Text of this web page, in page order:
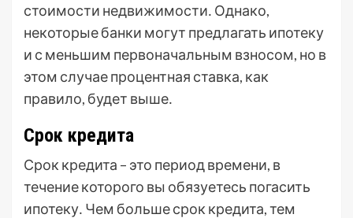
стоимости недвижимости․ Однако,
некоторые банки могут предлагать ипотеку
и с меньшим первоначальным взносом, но в
этом случае процентная ставка, как
правило, будет выше․
Срок кредита
Срок кредита – это период времени, в
течение которого вы обязуетесь погасить
ипотеку․ Чем больше срок кредита, тем